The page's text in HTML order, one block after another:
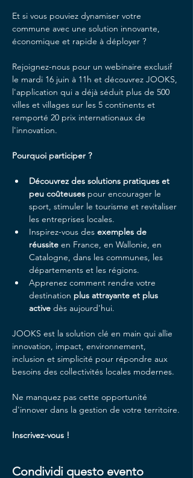
Et si vous pouviez dynamiser votre
commune avec une solution innovante,
économique et rapide à déployer ?
Rejoignez-nous pour un webinaire exclusif
le mardi 16 juin à 11h et découvrez JOOKS,
l'application qui a déjà séduit plus de 500
villes et villages sur les 5 continents et
remporté 20 prix internationaux de
l'innovation.
Pourquoi participer ?
Découvrez des solutions pratiques et
peu coûteuses pour encourager le
sport, stimuler le tourisme et revitaliser
les entreprises locales.
Inspirez-vous des exemples de
réussite en France, en Wallonie, en
Catalogne, dans les communes, les
départements et les régions.
Apprenez comment rendre votre
destination plus attrayante et plus
active dès aujourd'hui.
JOOKS est la solution clé en main qui allie
innovation, impact, environnement,
inclusion et simplicité pour répondre aux
besoins des collectivités locales modernes.
Ne manquez pas cette opportunité
d'innover dans la gestion de votre territoire.
Inscrivez-vous !
Condividi questo evento